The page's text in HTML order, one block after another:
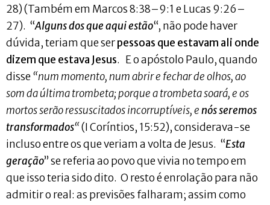
28) (Também em Marcos 8:38–9:1 e Lucas 9:26–
27). “Alguns dos que aqui estão“, não pode haver
dúvida, teriam que serpessoas que estavam ali onde
dizem que estava Jesus. E o apóstolo Paulo, quando
disse“num momento, num abrir e fechar de olhos, ao
som da última trombeta; porque a trombeta soará, e os
mortos serão ressuscitados incorruptíveis, enós seremos
transformados“(I Coríntios, 15:52), considerava-se
incluso entre os que veriam a volta de Jesus. “Esta
geração” se referia ao povo que vivia no tempo em
que isso teria sido dito. O resto é enrolação para não
admitir o real: as previsões falharam; assim como